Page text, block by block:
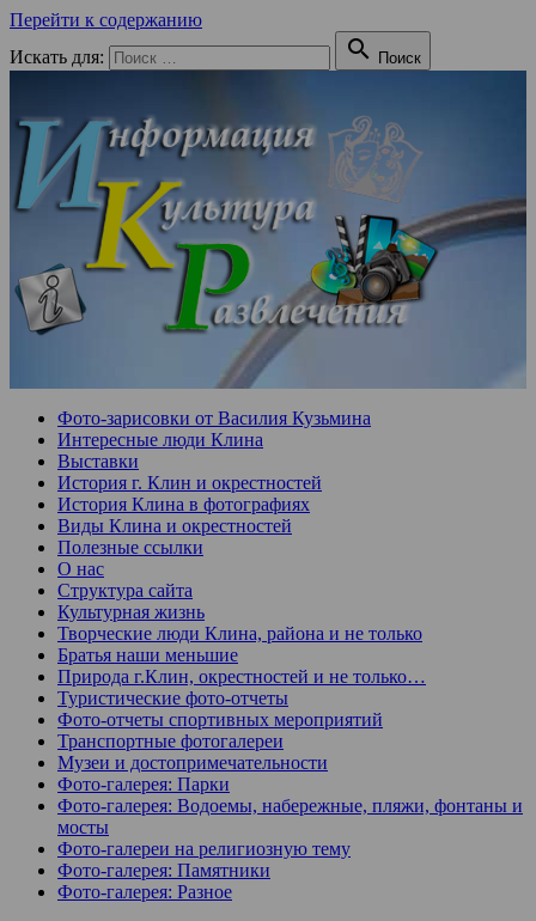
Перейти к содержанию
Искать для:
 Поиск
Фото-зарисовки от Василия Кузьмина
Интересные люди Клина
Выставки
История г. Клин и окрестностей
История Клина в фотографиях
Виды Клина и окрестностей
Полезные ссылки
О нас
Структура сайта
Культурная жизнь
Творческие люди Клина, района и не только
Братья наши меньшие
Природа г.Клин, окрестностей и не только…
Туристические фото-отчеты
Фото-отчеты спортивных мероприятий
Транспортные фотогалереи
Музеи и достопримечательности
Фото-галерея: Парки
Фото-галерея: Водоемы, набережные, пляжи, фонтаны и
мосты
Фото-галереи на религиозную тему
Фото-галерея: Памятники
Фото-галерея: Разное